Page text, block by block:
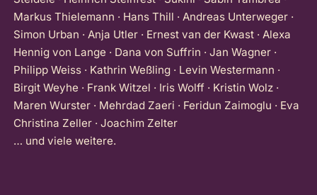
Markus Thielemann · Hans Thill · Andreas Unterweger ·
Simon Urban · Anja Utler · Ernest van der Kwast · Alexa
Hennig von Lange · Dana von Suffrin · Jan Wagner ·
Philipp Weiss · Kathrin Weßling · Levin Westermann ·
Birgit Weyhe · Frank Witzel · Iris Wolff · Kristin Wolz ·
Maren Wurster · Mehrdad Zaeri · Feridun Zaimoglu · Eva
Christina Zeller · Joachim Zelter
… und viele weitere.